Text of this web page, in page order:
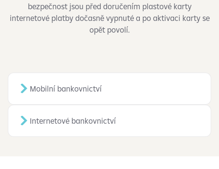
bezpečnost jsou před doručením plastové karty
internetové platby dočasně vypnuté a po aktivaci karty se
opět povolí.
Mobilní bankovnictví
Internetové bankovnictví